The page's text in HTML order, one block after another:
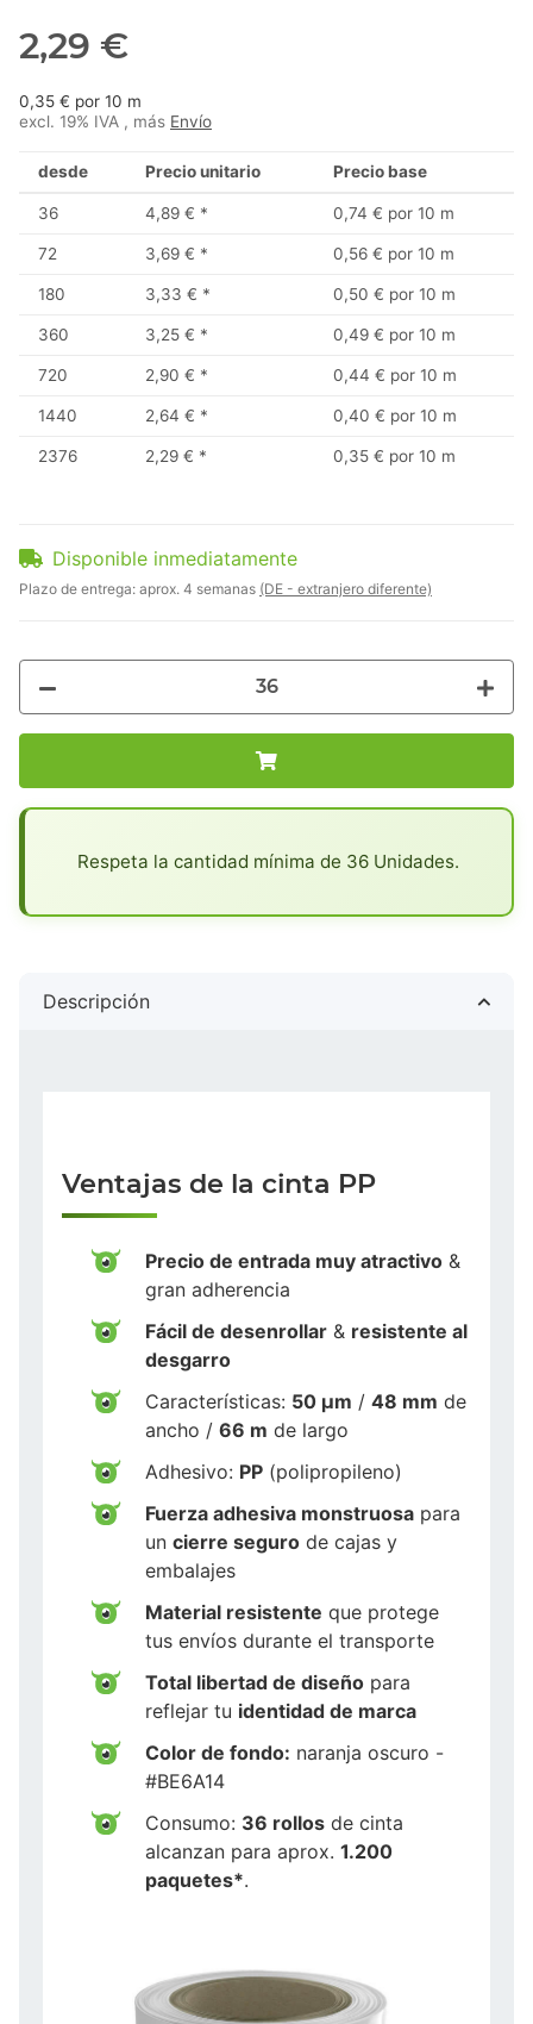
2,29 €
0,35 € por 10 m
excl. 19% IVA , más Envío
desde Precio unitario Precio base
36 4,89 € * 0,74 € por 10 m
72 3,69 € * 0,56 € por 10 m
180 3,33 € * 0,50 € por 10 m
360 3,25 € * 0,49 € por 10 m
720 2,90 € * 0,44 € por 10 m
1440 2,64 € * 0,40 € por 10 m
2376 2,29 € * 0,35 € por 10 m
Disponible inmediatamente
Plazo de entrega: aprox. 4 semanas (DE - extranjero diferente)
Respeta la cantidad mínima de 36 Unidades.
Descripción
Ventajas de la cinta PP
Precio de entrada muy atractivo &
gran adherencia
Fácil de desenrollar & resistente al
desgarro
Características: 50 µm / 48 mm de
ancho / 66 m de largo
Adhesivo: PP (polipropileno)
Fuerza adhesiva monstruosa para
un cierre seguro de cajas y
embalajes
Material resistente que protege
tus envíos durante el transporte
Total libertad de diseño para
reflejar tu identidad de marca
Color de fondo: naranja oscuro -
#BE6A14
Consumo: 36 rollos de cinta
alcanzan para aprox. 1.200
paquetes*.